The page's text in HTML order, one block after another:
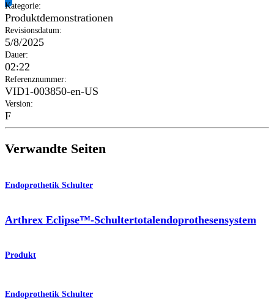
Kategorie:
Produktdemonstrationen
Revisionsdatum:
5/8/2025
Dauer:
02:22
Referenznummer:
VID1-003850-en-US
Version:
F
Verwandte Seiten
Endoprothetik Schulter
Arthrex Eclipse™-Schultertotalendoprothesensystem
Produkt
Endoprothetik Schulter